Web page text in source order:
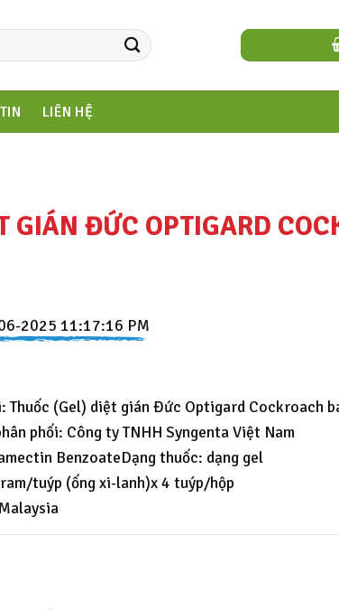
LIÊN HỆ
GIÁN ĐỨC OPTIGARD
2025 11:17:16 PM
Thuốc (Gel) diệt gián Đức Optigard Cockroach
phối: Công ty TNHH Syngenta Việt Nam
BenzoateDạng thuốc: dạng gel
tuýp (ống xi-lanh)x 4 tuýp/hộp